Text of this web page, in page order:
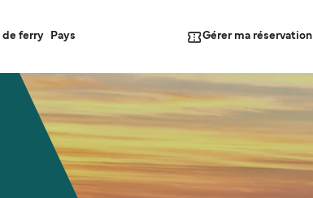
de ferry Pays Gérer ma réservation